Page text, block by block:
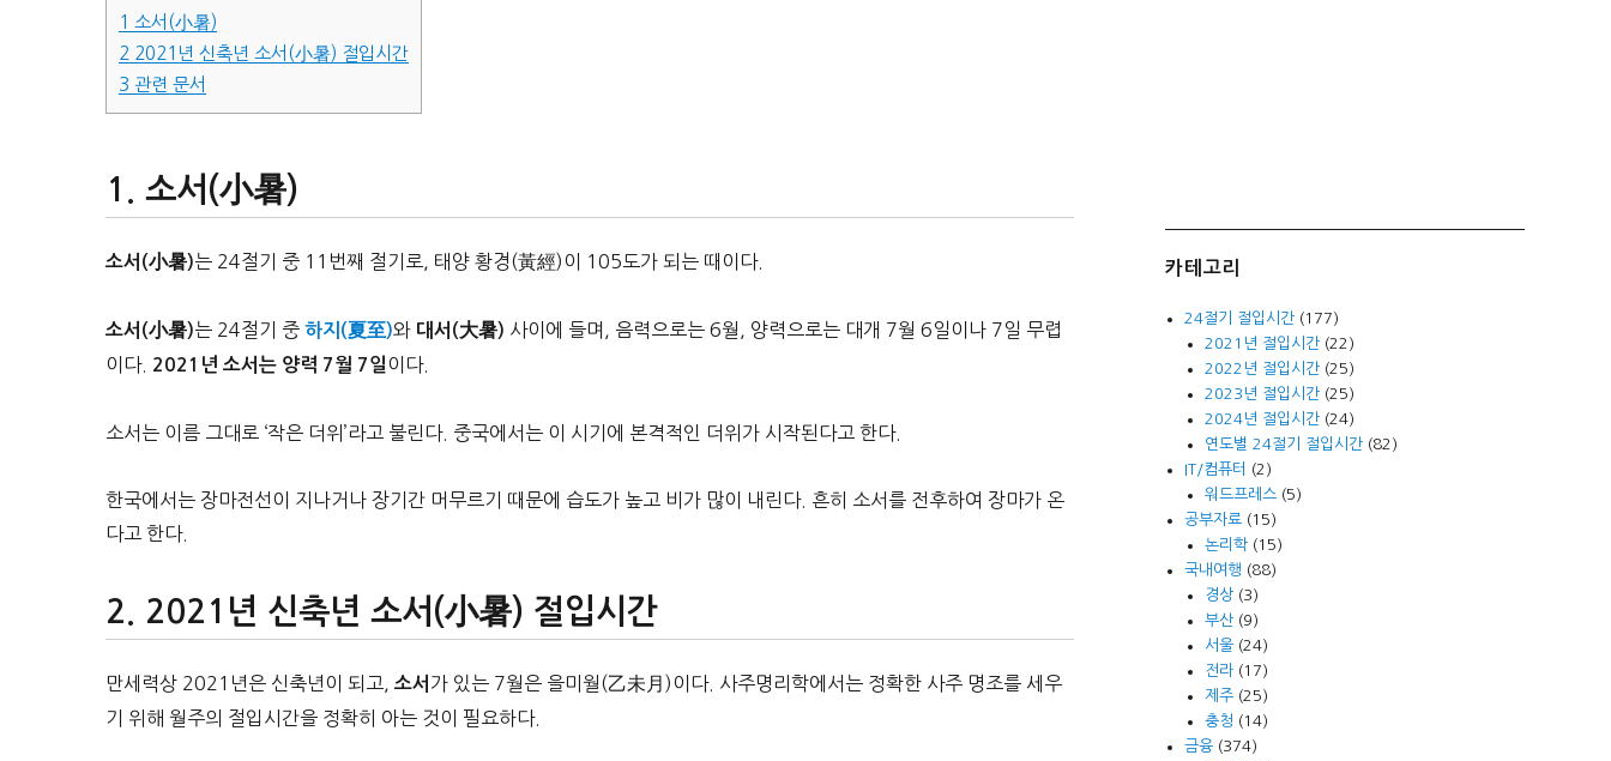
1 소서(小暑)
2 2021년 신축년 소서(小暑) 절입시간
3 관련 문서
소서(小暑)
소서(小暑)는 24절기 중 11번째 절기로, 태양 황경(黃經)이 105도가 되는 때이다.
소서(小暑)는 24절기 중 하지(夏至)와 대서(大暑) 사이에 들며, 음력으로는 6월, 양력으로는 대개 7월 6일이나 7일 무렵
이다. 2021년 소서는 양력 7월 7일 이다.
소서는 이름 그대로 ‘작은 더위’라고 불린다. 중국에서는 이 시기에 본격적인 더위가 시작된다고 한다.
한국에서는 장마전선이 지나거나 장기간 머무르기 때문에 습도가 높고 비가 많이 내린다. 흔히 소서를 전후하여 장마가 온
다고 한다.
2021년 신축년 소서(小暑) 절입시간
만세력상 2021년은 신축년이 되고, 소서 가 있는 7월은 을미월(乙未月)이다. 사주명리학에서는 정확한 사주 명조를 세우
기 위해 월주의 절입시간을 정확히 아는 것이 필요하다.
카테고리
24절기 절입시간 (177)
2021년 절입시간(22)
2022년 절입시간(25)
2023년 절입시간(25)
2024년 절입시간(24)
연도별 24절기 절입시간(82)
IT/컴퓨터
(2)
워드프레스(5)
공부자료 (15)
논리학(15)
국내여행 (88)
경상(3)
부산(9)
서울(24)
전라(17)
제주(25)
충청 (14)
금융 (374)